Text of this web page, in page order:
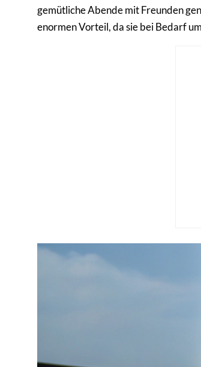
gemütliche Abende mit Freunden
enormen Vorteil, da sie bei Bedarf